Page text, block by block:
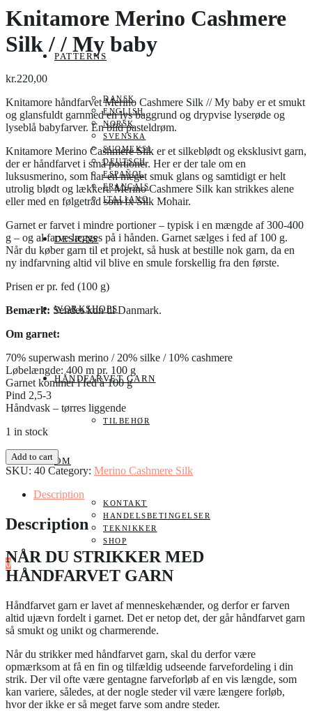
PATTERNS
DANSK
ENGLISH
NORSK
SVENSKA
SUOMEKSI
DEUTSCH
ESPAÑOL
FRANÇAIS
ITALIANO
DESIGNS
WORKSHOPS
HÅNDFARVET GARN
TILBEHØR
OM
KONTAKT
HANDELSBETINGELSER
TEKNIKKER
SHOP
0
Knitamore Merino Cashmere
Silk / / My baby
kr.220,00
Knitamore håndfarvet Merino Cashmere Silk // My baby er et smukt
og glansfuldt garnmed en lys baggrund og drypvise lyserøde og
lyseblå babyfarver. En blid pasteldrøm.
Knitamore Merino Cashmere Silk er et silkeblødt og eksklusivt garn,
der er håndfarvet i små portioner. Her er der tale om en
luksusmerino, som har en meget smuk glans og samtidigt er helt
utrolig blødt og lækkert. Merino Cashmere Silk kan strikkes alene
eller med en følgetråd som fx Silk Mohair.
Garnet er farvet i mindre portioner – typisk i en mængde af 300-400
g – og al farve lægges på i hånden. Garnet sælges i fed af 100 g.
Når du køber garn til et projekt, så husk at bestille nok garn, da en
ny indfarvning altid vil blive en smule forskellig fra den første.
Prisen er pr. fed (100 g)
Bemærk: Sendes kun til Danmark.
Om garnet:
70% superwash merino / 20% silke / 10% cashmere
Løbelængde: 400 m pr. 100 g
Garnet kommer i fed à 100 g
Pind 2,5-3
Håndvask – tørres liggende
1 in stock
Knitamore
Merino
/
My
quantity
Add to cart
SKU: 40 Category: Merino Cashmere Silk
Description
Description
NÅR DU STRIKKER MED
HÅNDFARVET GARN
Håndfarvet garn er lavet af menneskehænder, og derfor er farven
altid ujævn fordelt i garnet. Det er netop det, der går håndfarvet garn
så smukt og unikt og charmerende.
Når du strikker med håndfarvet garn, skal du derfor være
opmærksom at få en fin og tilfældig udseende farvefordeling i din
strik. Der vil ofte være gentagne farveforløb af en vis længde, som
kan variere, således, at der nogle steder vil være længere forløb,
hvor der ikke er så meget farve som andre steder.